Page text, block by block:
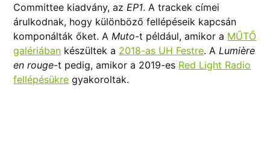
Committee kiadvány, az EP1. A trackek címei
árulkodnak, hogy különböző fellépéseik kapcsán
komponálták őket. AMuto-t például, amikor a MŰTŐ
galériában készültek a 2018-as UH Festre. ALumière
en rouge-t pedig, amikor a 2019-es Red Light Radio
fellépésükre gyakoroltak.